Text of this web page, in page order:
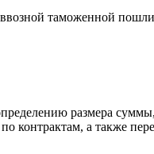
таможенной
размера
контрактам, а также